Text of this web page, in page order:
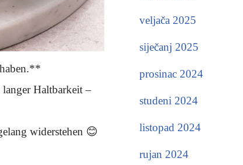
Haltbarkeit –
widerstehen 😊
veljača 2025
siječanj 2025
prosinac 2024
studeni 2024
listopad 2024
rujan 2024